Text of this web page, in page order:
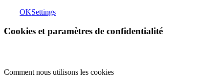
OKSettings
Cookies et paramètres de confidentialité
Comment nous utilisons les cookies